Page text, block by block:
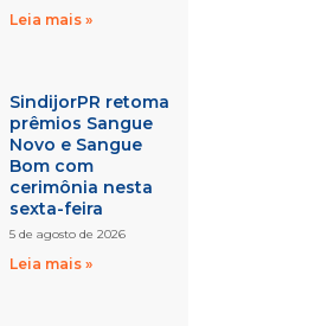
Leia mais »
SindijorPR retoma
prêmios Sangue
Novo e Sangue
Bom com
cerimônia nesta
sexta-feira
5 de agosto de 2026
Leia mais »